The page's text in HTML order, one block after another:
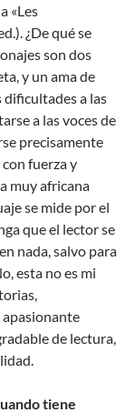
«Les
¿De qué se
son dos
y un ama de
dificultades a las
a las voces de
precisamente
fuerza y
muy africana
se mide por el
que el lector se
nada, salvo para
esta no es mi
de lectura,
tiene